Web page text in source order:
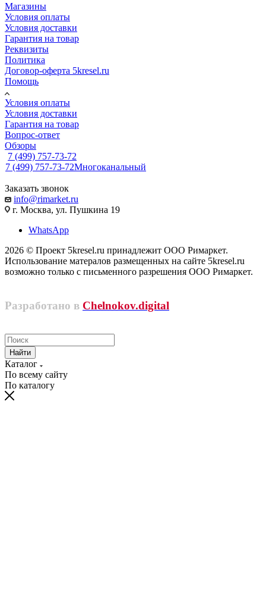
Магазины
Условия оплаты
Условия доставки
Гарантия на товар
Реквизиты
Политика
Договор-оферта 5kresel.ru
Помощь
Условия оплаты
Условия доставки
Гарантия на товар
Вопрос-ответ
Обзоры
7 (499) 757-73-72
7 (499) 757-73-72Многоканальный
Заказать звонок
info@rimarket.ru
г. Москва, ул. Пушкина 19
WhatsApp
2026 © Проект 5kresel.ru принадлежит ООО Римаркет.
Использование матералов размещенных на сайте 5kresel.ru
возможно только с письменного разрешения ООО Римаркет.
Разработано в Chelnokov.digital
Найти
Каталог
По всему сайту
По каталогу